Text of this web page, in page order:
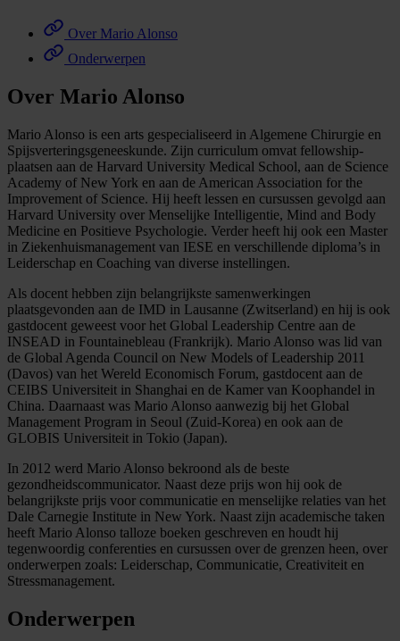
Over Mario Alonso
Onderwerpen
Over Mario Alonso
Mario Alonso is een arts gespecialiseerd in Algemene Chirurgie en
Spijsverteringsgeneeskunde. Zijn curriculum omvat fellowship-
plaatsen aan de Harvard University Medical School, aan de Science
Academy of New York en aan de American Association for the
Improvement of Science. Hij heeft lessen en cursussen gevolgd aan
Harvard University over Menselijke Intelligentie, Mind and Body
Medicine en Positieve Psychologie. Verder heeft hij ook een Master
in Ziekenhuismanagement van IESE en verschillende diploma’s in
Leiderschap en Coaching van diverse instellingen.
Als docent hebben zijn belangrijkste samenwerkingen
plaatsgevonden aan de IMD in Lausanne (Zwitserland) en hij is ook
gastdocent geweest voor het Global Leadership Centre aan de
INSEAD in Fountainebleau (Frankrijk). Mario Alonso was lid van
de Global Agenda Council on New Models of Leadership 2011
(Davos) van het Wereld Economisch Forum, gastdocent aan de
CEIBS Universiteit in Shanghai en de Kamer van Koophandel in
China. Daarnaast was Mario Alonso aanwezig bij het Global
Management Program in Seoul (Zuid-Korea) en ook aan de
GLOBIS Universiteit in Tokio (Japan).
In 2012 werd Mario Alonso bekroond als de beste
gezondheidscommunicator. Naast deze prijs won hij ook de
belangrijkste prijs voor communicatie en menselijke relaties van het
Dale Carnegie Institute in New York. Naast zijn academische taken
heeft Mario Alonso talloze boeken geschreven en houdt hij
tegenwoordig conferenties en cursussen over de grenzen heen, over
onderwerpen zoals: Leiderschap, Communicatie, Creativiteit en
Stressmanagement.
Onderwerpen